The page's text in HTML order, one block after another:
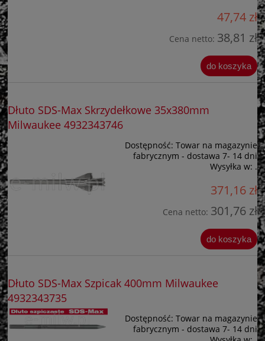
47,74 zł
Cena netto: 38,81 zł
do koszyka
Dłuto SDS-Max Skrzydełkowe 35x380mm
Milwaukee 4932343746
Dostępność: Towar na magazynie
fabrycznym - dostawa 7- 14 dni
Wysyłka w: .
371,16 zł
Cena netto: 301,76 zł
do koszyka
Dłuto SDS-Max Szpicak 400mm Milwaukee
4932343735
Dostępność: Towar na magazynie
fabrycznym - dostawa 7- 14 dni